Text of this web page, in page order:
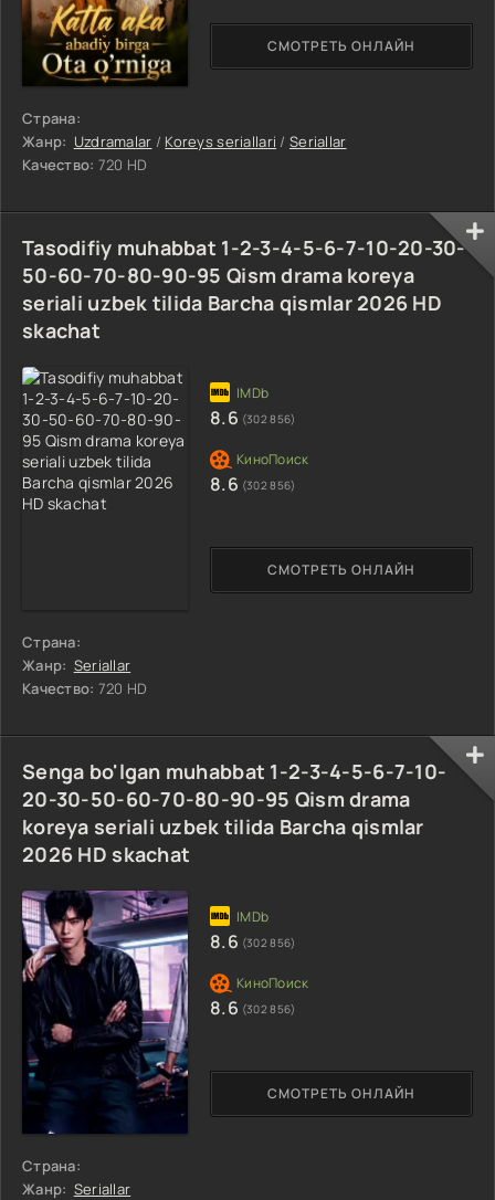
Страна:
Жанр: Uzdramalar / Koreys seriallari / Seriallar
Качество: 720 HD
СМОТРЕТЬ ОНЛАЙН
Tasodifiy muhabbat 1-2-3-4-5-6-7-10-20-30-
50-60-70-80-90-95 Qism drama koreya
seriali uzbek tilida Barcha qismlar 2026 HD
skachat
Страна:
Жанр: Seriallar
Качество: 720 HD
СМОТРЕТЬ ОНЛАЙН
8.6 (302 856)
8.6 (302 856)
Senga bo'lgan muhabbat 1-2-3-4-5-6-7-10-
20-30-50-60-70-80-90-95 Qism drama
koreya seriali uzbek tilida Barcha qismlar
2026 HD skachat
Страна:
Жанр: Seriallar
СМОТРЕТЬ ОНЛАЙН
8.6 (302 856)
8.6 (302 856)